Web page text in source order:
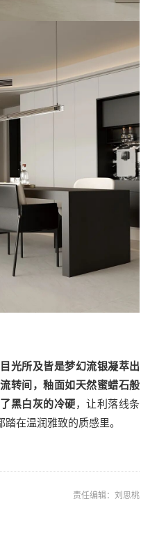
目光所及皆是梦幻流银凝萃出
转间，釉面如天然蜜蜡石般
黑白灰的冷硬，让利落线条
在温润雅致的质感里。
责任编辑：刘思桃